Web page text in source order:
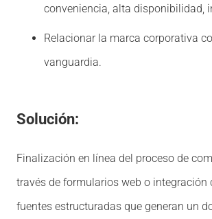
conveniencia, alta disponibilidad,
Relacionar la marca corporativa
vanguardia.
Solución:
Finalización en línea del proceso de
través de formularios web o integración
fuentes estructuradas que generan un